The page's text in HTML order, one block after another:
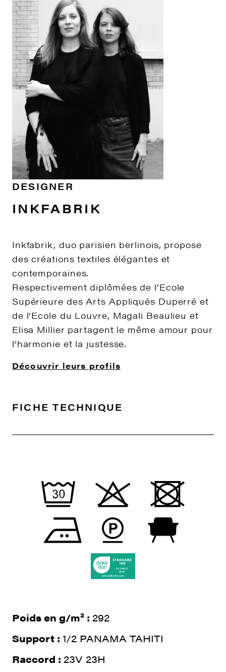
DESIGNER
INKFABRIK
Inkfabrik, duo parisien berlinois, propose
des créations textiles élégantes et
contemporaines.
Respectivement diplômées de l’Ecole
Supérieure des Arts Appliqués Duperré et
de l’Ecole du Louvre, Magali Beaulieu et
Elisa Millier partagent le même amour pour
l’harmonie et la justesse.
Découvrir leurs profils
FICHE TECHNIQUE
Poids en g/m² : 292
Support : 1/2 PANAMA TAHITI
Raccord : 23V 23H